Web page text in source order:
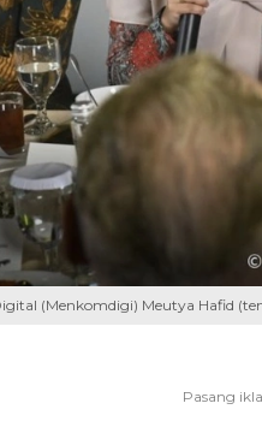
(Menkomdigi) Meutya Hafid